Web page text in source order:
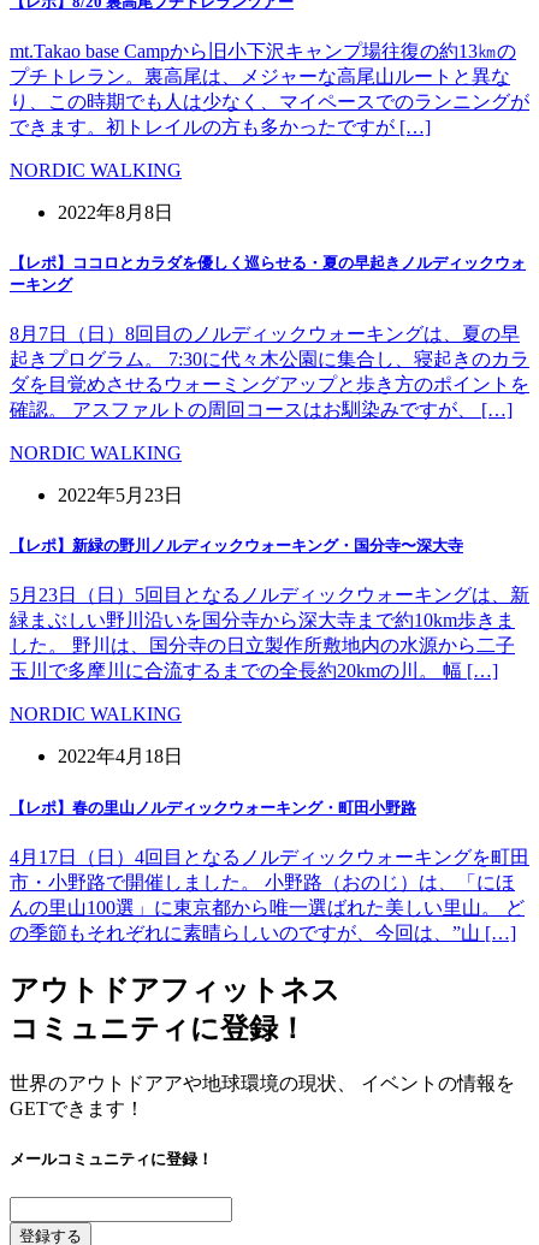
mt.Takao base Campから旧小下沢キャンプ場往復の約13㎞の
プチトレラン。裏高尾は、メジャーな高尾山ルートと異な
り、この時期でも人は少なく、マイペースでのランニングが
できます。初トレイルの方も多かったですが […]
NORDIC WALKING
2022年8月8日
【レポ】ココロとカラダを優しく巡らせる・夏の早起きノルディックウォ
ーキング
8月7日（日）8回目のノルディックウォーキングは、夏の早
起きプログラム。 7:30に代々木公園に集合し、寝起きのカラ
ダを目覚めさせるウォーミングアップと歩き方のポイントを
確認。 アスファルトの周回コースはお馴染みですが、 […]
NORDIC WALKING
2022年5月23日
【レポ】新緑の野川ノルディックウォーキング・国分寺〜深大寺
5月23日（日）5回目となるノルディックウォーキングは、新
緑まぶしい野川沿いを国分寺から深大寺まで約10km歩きま
した。 野川は、国分寺の日立製作所敷地内の水源から二子
玉川で多摩川に合流するまでの全長約20kmの川。 幅 […]
NORDIC WALKING
2022年4月18日
【レポ】春の里山ノルディックウォーキング・町田小野路
4月17日（日）4回目となるノルディックウォーキングを町田
市・小野路で開催しました。 小野路（おのじ）は、「にほ
んの里山100選」に東京都から唯一選ばれた美しい里山。 ど
の季節もそれぞれに素晴らしいのですが、今回は、”山 […]
アウトドアフィットネス
コミュニティに登録！
世界のアウトドアアや地球環境の現状、 イベントの情報を
GETできます！
メールコミュニティに登録！